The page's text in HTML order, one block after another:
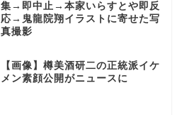
集→即中止→本家いらすとや即反
応→鬼龍院翔イラストに寄せた写
真撮影
【画像】樽美酒研二の正統派イケ
メン素顔公開がニュースに